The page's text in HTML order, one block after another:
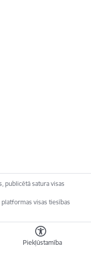
Piekļūstamība
publicētā satura visas
visas tiesības